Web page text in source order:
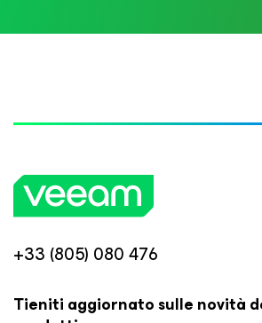
+33 (805) 080 476
Tieniti aggiornato sulle novità